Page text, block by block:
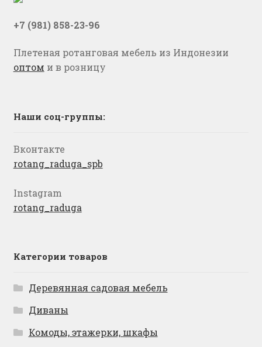
+7 (981) 858-23-96
Плетеная ротанговая мебель из Индонезии
оптом и в розницу
Наши соц-группы:
Вконтакте
rotang_raduga_spb
Instagram
rotang_raduga
Категории товаров
Деревянная садовая мебель
Диваны
Комоды, этажерки, шкафы